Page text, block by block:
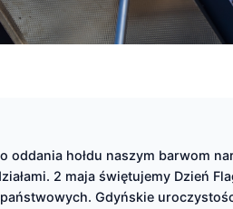
oddania hołdu naszym barwom
2 maja świętujemy Dzień
Gdyńskie